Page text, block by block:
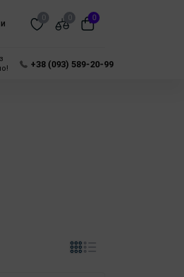
0 0 0
+38 (093) 589-20-99